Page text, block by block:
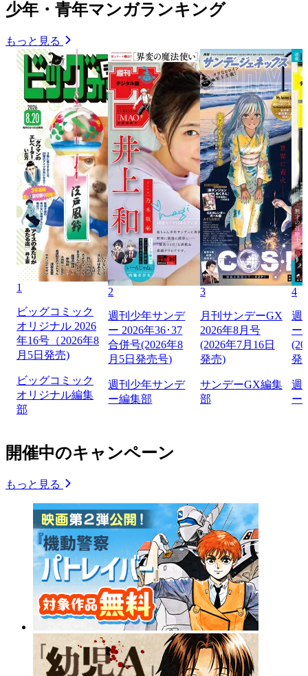
少年・青年マンガランキング
もっと見る
1
ビッグコミック
オリジナル 2026
年16号（2026年8
月5日発売)
ビッグコミック
オリジナル編集
部
2
週刊少年サンデ
ー 2026年36･37
合併号(2026年8
月5日発売号)
週刊少年サンデ
ー編集部
3
月刊サンデーGX
2026年8月号
(2026年7月16日
発売)
サンデーGX編集
部
4
週
ー
発
週
ー
開催中のキャンペーン
もっと見る